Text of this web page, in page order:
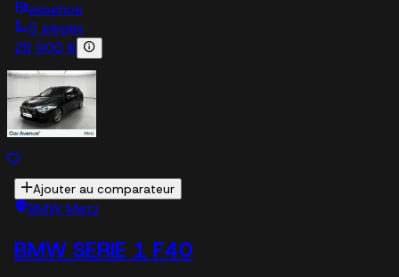
essence
5 sieges
28 900 €
Ajouter au comparateur
BMW Metz
BMW SERIE 1 F40